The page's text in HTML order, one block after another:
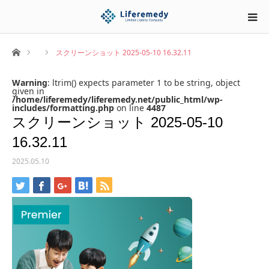
ホーム スクリーンショット 2025-05-10 16.32.11
Warning: ltrim() expects parameter 1 to be string, object
given in
/home/liferemedy/liferemedy.net/public_html/wp-
includes/formatting.php on line 4487
スクリーンショット 2025-05-10
16.32.11
2025.05.10